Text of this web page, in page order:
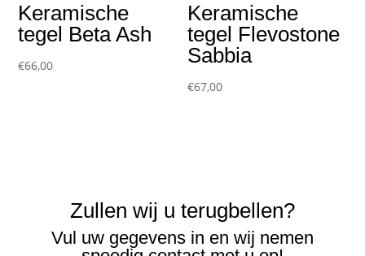
Keramische
tegel Beta Ash
€66,00
Keramische
tegel Flevostone
Sabbia
€67,00
Zullen wij u terugbellen?
Vul uw gegevens in en wij nemen